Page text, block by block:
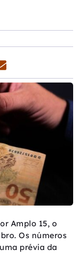
Amplo 15, o
Os números
prévia da